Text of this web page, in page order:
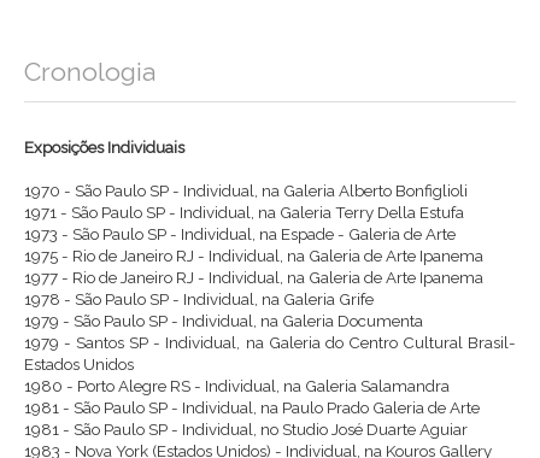
Cronologia
Exposições Individuais
1970 - São Paulo SP - Individual, na Galeria Alberto Bonfiglioli
1971 - São Paulo SP - Individual, na Galeria Terry Della Estufa
1973 - São Paulo SP - Individual, na Espade - Galeria de Arte
1975 - Rio de Janeiro RJ - Individual, na Galeria de Arte Ipanema
1977 - Rio de Janeiro RJ - Individual, na Galeria de Arte Ipanema
1978 - São Paulo SP - Individual, na Galeria Grife
1979 - São Paulo SP - Individual, na Galeria Documenta
1979 - Santos SP - Individual, na Galeria do Centro Cultural Brasil-
Estados Unidos
1980 - Porto Alegre RS - Individual, na Galeria Salamandra
1981 - São Paulo SP - Individual, na Paulo Prado Galeria de Arte
1981 - São Paulo SP - Individual, no Studio José Duarte Aguiar
1983 - Nova York (Estados Unidos) - Individual, na Kouros Gallery